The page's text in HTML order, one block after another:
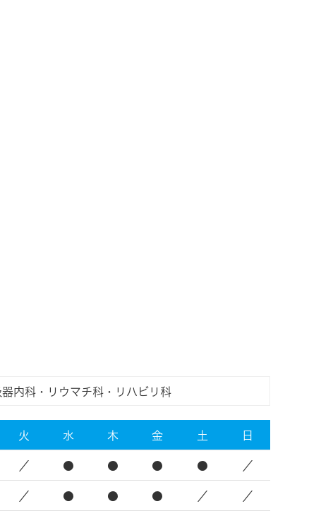
内科・リウマチ科・リハビリ科
火 水 木 金 土 日
／ ● ● ● ● ／
／ ● ● ● ／ ／